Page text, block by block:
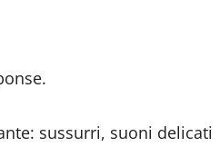
sussurri, suoni delicati